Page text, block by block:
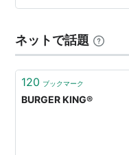
ほど？…という感じで
のバーガーというこ
うどよかったですね…
ネットで話題
120 ブックマーク
BURGER KING®